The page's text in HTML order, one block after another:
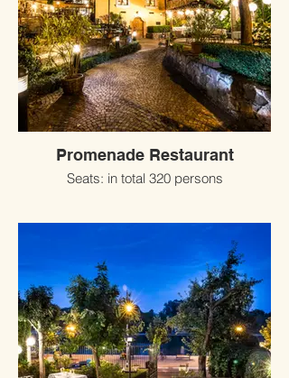
Promenade Restaurant
Seats: in total 320 persons